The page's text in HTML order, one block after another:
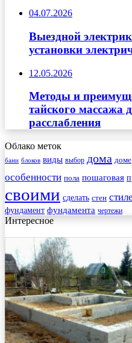
04.07.2026
Выездной
установки
12.05.2026
Методы и
тайского массажа
расслабления
Облако меток
бани блоков виды выбор дома доме
особенности пола пошаговая
своими сделать стен стиле
фундамент фундамента чертежи
Интересное